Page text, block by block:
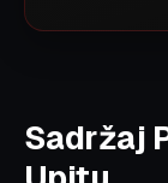
Sadržaj